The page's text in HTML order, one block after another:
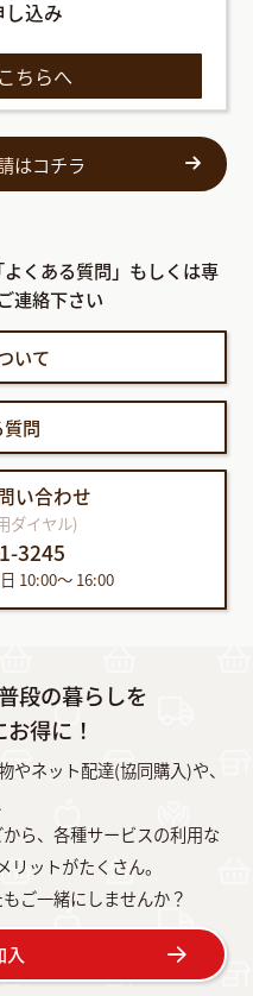
込み
ちらへ
はコチラ
くある質問」もしくは専
連絡下さい
いて
問
い合わせ
ダイヤル)
3245
10:00～ 16:00
段の暮らしを
得に！
ネット配達(協同購入)や、
ら、各種サービスの利用な
ットがたくさん。
ご一緒にしませんか？
入